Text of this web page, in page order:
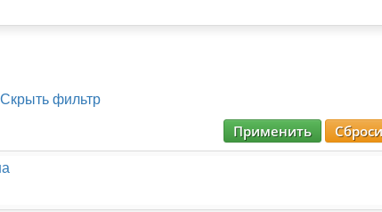
Скрыть фильтр
Применить